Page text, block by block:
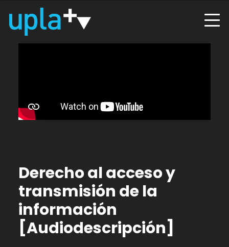
Derecho al acceso y
transmisión de la
información
[Audiodescripción]